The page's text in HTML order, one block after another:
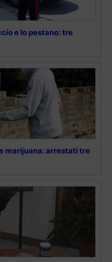
e lo pestano: tre
marijuana: arrestati tre